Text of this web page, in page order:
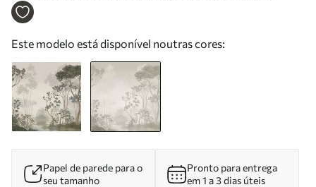
suaves e neutros Nr. w05700v1
Este modelo está disponível noutras cores:
Papel de parede para o
seu tamanho
Pronto para entrega
em 1 a 3 dias úteis